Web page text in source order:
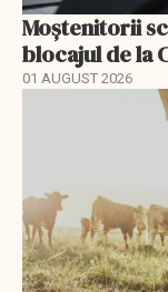
Moștenitorii
blocajul de la
01 AUGUST 2026